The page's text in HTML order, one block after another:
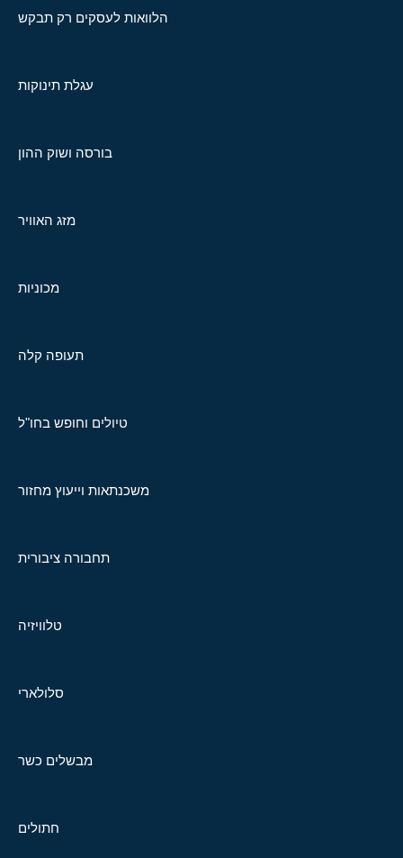
הלוואות לעסקים רק תבקש
עגלת תינוקות
בורסה ושוק ההון
מזג האוויר
מכוניות
תעופה קלה
טיולים וחופש בחו"ל
משכנתאות וייעוץ מחזור
תחבורה ציבורית
טלוויזיה
סלולארי
מבשלים כשר
חתולים